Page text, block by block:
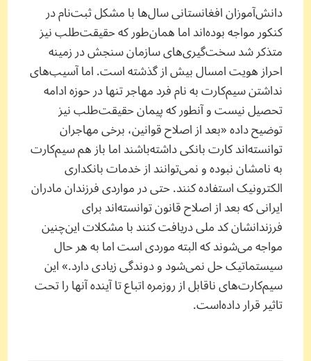
دانش‌آموزان افغانستانی سال‌ها با مشکل ثبت‌نام در
کنکور مواجه بوده‌اند اما همان‌طور که حقیقت‌طلب نیز
متذکر شد سخت‌گیری‌های سازمان سنجش در زمینه
احراز هویت امسال بیش از گذشته است. اما آسیب‌های
نداشتن سیم‌کارت به نام فرد مهاجر تنها در حوزه ادامه
تحصیل نیست و آنطور که پیمان حقیقت‌طلب نیز
توضیح داده «بعد از اصلاح قوانین، برخی مهاجران
توانسته‌اند کارت بانکی داشته‌باشند اما باز هم سیم‌کارت
به نامشان نبوده و نمی‌توانند از خدمات بانکداری
الکترونیک استفاده کنند. حتی در مواردی فرزندان مادران
ایرانی که بعد از اصلاح قانون توانسته‌اند برای
فرزندانشان کد ملی دریافت کنند با مشکلات این‌چنین
مواجه می‌شوند که البته موردی است اما به هر حال
سیستماتیک حل نمی‌شود و دوندگی زیادی دارد.» این
سیم‌کارت‌های ناقابل از روزمره اتباع تا آینده آنها را تحت
تاثیر قرار داده‌است.